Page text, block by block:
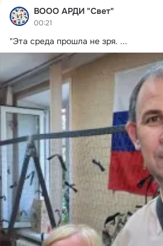
ВООО АРДИ "Свет"
00:21
"Эта среда прошла не зря. ...